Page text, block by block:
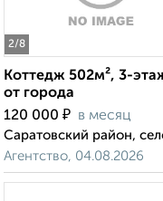
2/8
Коттедж 502м², 3-
от города
120 000 ₽ в месяц
Саратовский район,
Агентство, 04.08.2026